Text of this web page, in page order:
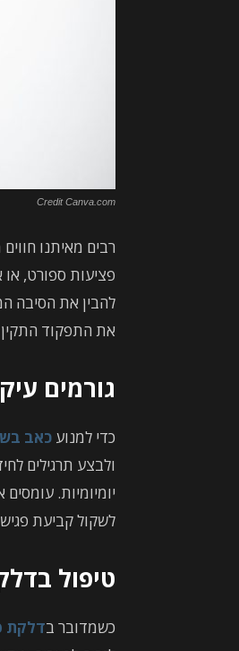
Credit Canva.com
רבים מאיתנו
פציעות ספורט,
להבין את הסיבה
את התפקוד התקין
גורמים
כדי למנוע כאב
ולבצע תרגילים
יומיומיות.
לשקול קביעת
טיפול
כשמדובר בדלקת